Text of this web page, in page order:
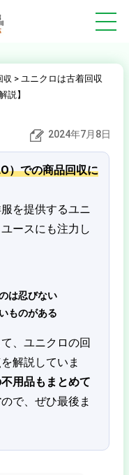
収 > ユニクロは古着回収
説】れる？
底解説】2024年7月8日
）での商品回収に
を提供するユニ
ースにも注力し
は忍びない
ものがある
、ユニクロの回
解説していま
用品もまとめて
ので、ぜひ最後ま